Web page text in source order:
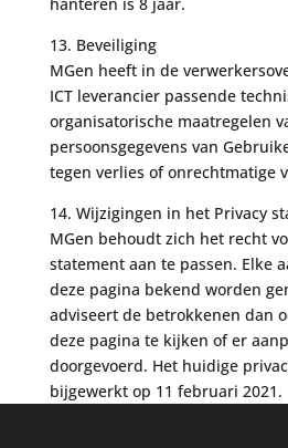
13. Beveiliging
MGen heeft in de
ICT leverancier passende
organisatorische maatregelen
persoonsgegevens van
tegen verlies of onrechtmatige
14. Wijzigingen in het Privacy
MGen behoudt zich het recht
statement aan te passen. Elke
deze pagina bekend worden
adviseert de betrokkenen dan
deze pagina te kijken of er
doorgevoerd. Het huidige
bijgewerkt op 11 februari 2021.